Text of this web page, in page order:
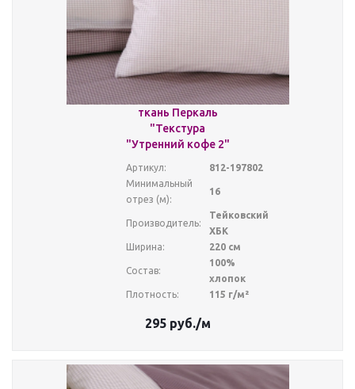
ткань Перкаль
"Текстура
"Утренний кофе 2"
Артикул:
812-197802
Минимальный
отрез (м):
16
Производитель:
Тейковский
ХБК
Ширина:
220 см
Состав:
100%
хлопок
Плотность:
115 г/м²
295руб./м